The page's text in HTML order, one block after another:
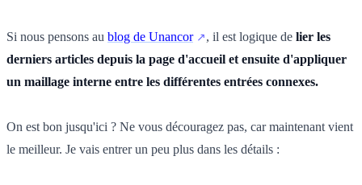
Si nous pensons au blog de Unancor , il est logique de lier les
derniers articles depuis la page d'accueil et ensuite d'appliquer
un maillage interne entre les différentes entrées connexes.
On est bon jusqu'ici ? Ne vous découragez pas, car maintenant vient
le meilleur. Je vais entrer un peu plus dans les détails :